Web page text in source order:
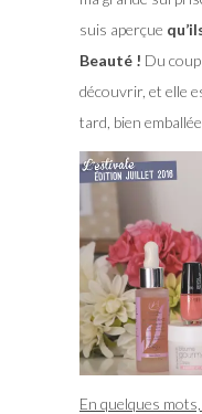
suis aperçue
Beauté ! Du
découvrir, et elle
tard, bien
En quelques